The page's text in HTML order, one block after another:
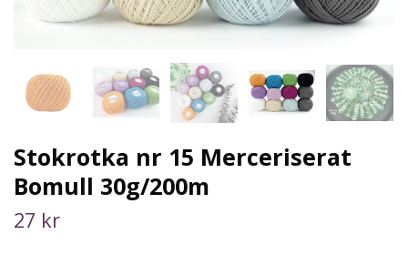
Stokrotka nr 15 Merceriserat
Bomull 30g/200m
27 kr